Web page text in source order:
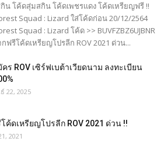
น โค้ดสุ่มสกิน โค้ดเพชรแดง โค้ดเหรียญฟรี !!
Squad : Lizard ใส่โค้ดก่อน 20/12/2564
Squad : Lizard โค้ด >> BUVFZBZ6UJBNR
รีโค้ดเหรียญโปรลีก ROV 2021 ด่วน...
ร ROV เซิร์ฟเบต้าเวียดนาม ลงทะเบียน
22, 2025
ค้ดเหรียญโปรลีก ROV 2021 ด่วน !!
2021